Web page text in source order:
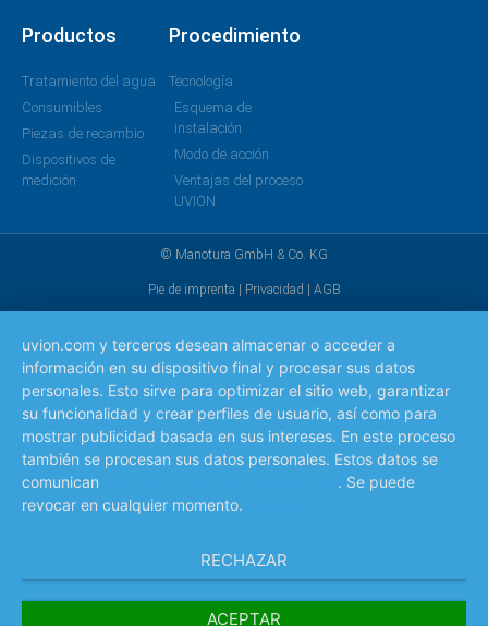
Productos
Tratamiento del agua
Consumibles
Piezas de recambio
Dispositivos de
medición
Procedimiento
Tecnología
Esquema de
instalación
Modo de acción
Ventajas del proceso
UVION
© Manotura GmbH & Co. KG
Pie de imprenta | Privacidad | AGB
uvion.com y terceros desean almacenar o acceder a
información en su dispositivo final y procesar sus datos
personales. Esto sirve para optimizar el sitio web, garantizar
su funcionalidad y crear perfiles de usuario, así como para
mostrar publicidad basada en sus intereses. En este proceso
también se procesan sus datos personales. Estos datos se
comunican
. Se puede
revocar en cualquier momento.
RECHAZAR
ACEPTAR